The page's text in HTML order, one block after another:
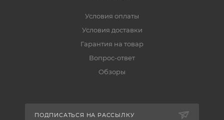
Условия оплаты
Условия доставки
Гарантия на товар
Вопрос-ответ
Обзоры
ПОДПИСАТЬСЯ НА РАССЫЛКУ